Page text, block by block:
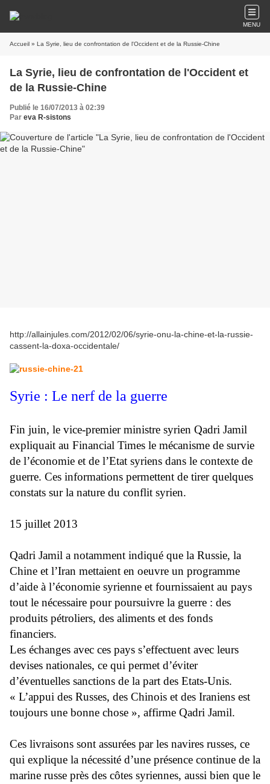
MENU
Accueil » La Syrie, lieu de confrontation de l'Occident et de la Russie-Chine
La Syrie, lieu de confrontation de l'Occident et
de la Russie-Chine
Publié le 16/07/2013 à 02:39
Par eva R-sistons
http://allainjules.com/2012/02/06/syrie-onu-la-chine-et-la-russie-
cassent-la-doxa-occidentale/
Syrie : Le nerf de la guerre
Fin juin, le vice-premier ministre syrien Qadri Jamil
expliquait au Financial Times le mécanisme de survie
de l’économie et de l’Etat syriens dans le contexte de
guerre. Ces informations permettent de tirer quelques
constats sur la nature du conflit syrien.
15 juillet 2013
Qadri Jamil a notamment indiqué que la Russie, la
Chine et l’Iran mettaient en oeuvre un programme
d’aide à l’économie syrienne et fournissaient au pays
tout le nécessaire pour poursuivre la guerre : des
produits pétroliers, des aliments et des fonds
financiers.
Les échanges avec ces pays s’effectuent avec leurs
devises nationales, ce qui permet d’éviter
d’éventuelles sanctions de la part des Etats-Unis.
« L’appui des Russes, des Chinois et des Iraniens est
toujours une bonne chose », affirme Qadri Jamil.
Ces livraisons sont assurées par les navires russes, ce
qui explique la nécessité d’une présence continue de la
marine russe près des côtes syriennes, aussi bien que le